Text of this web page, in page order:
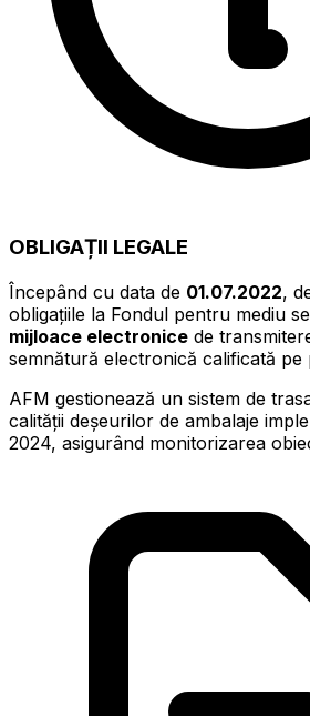
OBLIGAȚII LEGALE
Începând cu data de 01.07.2022,
obligațiile la Fondul pentru mediu
mijloace electronice de
semnătură electronică calificată
AFM gestionează un sistem de
calității deșeurilor de ambalaje
2024, asigurând monitorizarea